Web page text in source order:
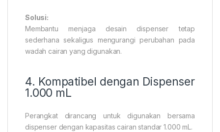
Solusi:
Membantu menjaga desain dispenser tetap
sederhana sekaligus mengurangi perubahan pada
wadah cairan yang digunakan.
4. Kompatibel dengan Dispenser
1.000 mL
Perangkat dirancang untuk digunakan bersama
dispenser dengan kapasitas cairan standar 1.000 mL.